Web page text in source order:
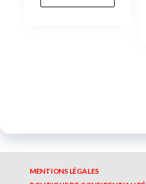
MENTIONS LÉGALES